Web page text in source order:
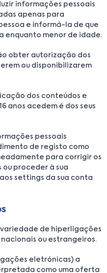
informações pessoais
apenas para
e informá-la de que
enquanto menor de idade.
obter autorização dos
ou disponibilizarem
dos conteúdos e
anos acedem é dos seus
pessoais
de registo como
para corrigir os
proceder à sua
settings da sua conta
de hiperligações
ou estrangeiros.
eletrónicas) a
como uma oferta